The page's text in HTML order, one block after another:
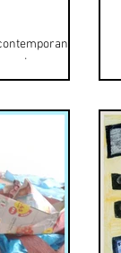
con
tutti...